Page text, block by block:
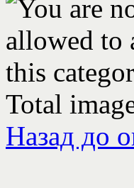
Total
Назад до